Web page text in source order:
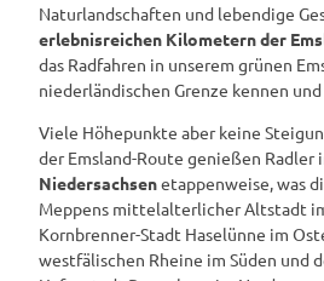
Naturlandschaften und lebendige
erlebnisreichen Kilometern der
das Radfahren in unserem grünen
niederländischen Grenze kennen
Viele Höhepunkte aber keine
der Emsland-Route genießen Radler
Niedersachsenetappenweise, was
Meppens mittelalterlicher Altstadt
Kornbrenner-Stadt Haselünne im
westfälischen Rheine im Süden und